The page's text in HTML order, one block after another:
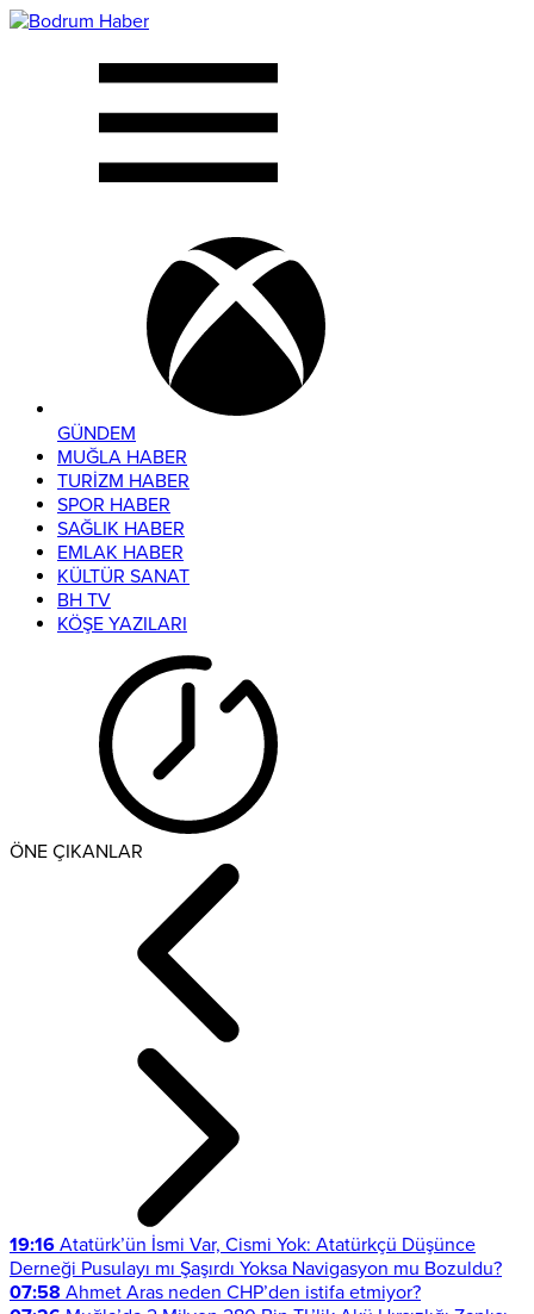
GÜNDEM
MUĞLA HABER
TURİZM HABER
SPOR HABER
SAĞLIK HABER
EMLAK HABER
KÜLTÜR SANAT
BH TV
KÖŞE YAZILARI
ÖNE ÇIKANLAR
19:16 Atatürk’ün İsmi Var, Cismi Yok: Atatürkçü Düşünce
Derneği Pusulayı mı Şaşırdı Yoksa Navigasyon mu Bozuldu?
07:58 Ahmet Aras neden CHP’den istifa etmiyor?